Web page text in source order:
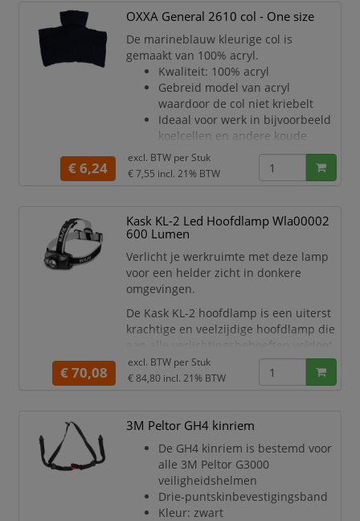
onderdeel voor de 3M 6000-serie
volgelaatsmaskers
Gemaakt van duurzame
materialen voor langdurig
gebruik
OXXA General 2610 col - One size
De marineblauw kleurige col is
gemaakt van 100% acryl.
Kwaliteit: 100% acryl
Gebreid model van acryl
waardoor de col niet kriebelt
Ideaal voor werk in bijvoorbeeld
koelcellen en andere koude
werkomstandigheden
One size fits all maatvoering
Kleur: marineblauw
€ 6,24
excl. BTW per Stuk
€ 7,55 incl. 21% BTW
Kask KL-2 Led Hoofdlamp Wla00002
600 Lumen
Verlicht je werkruimte met deze lamp
voor een helder zicht in donkere
omgevingen.
De Kask KL-2 hoofdlamp is een uiterst
krachtige en veelzijdige hoofdlamp die
aan alle verlichtingsbehoeften voldoet.
Met een vermogen van 120/220 lumen,
een 20 lumen stand, een 600 lumen
scala aan opties. De lamp kan worden
gevoed met de meegeleverde batterij
of met een standaard alkaline
€ 70,08
excl. BTW per Stuk
€ 84,80 incl. 21% BTW
3M Peltor GH4 kinriem
De GH4 kinriem is bestemd voor
alle 3M Peltor G3000
veiligheidshelmen
Drie-puntskinbevestigingsband
Kleur: zwart